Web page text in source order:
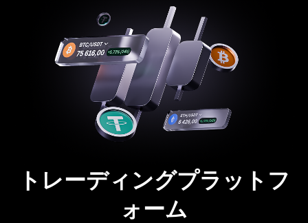
トレーディングプラットフ
ォーム